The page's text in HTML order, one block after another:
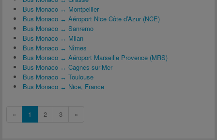
Bus Monaco ↔ Montpellier
Bus Monaco ↔ Aéroport Nice Côte d’Azur (NCE)
Bus Monaco ↔ Sanremo
Bus Monaco ↔ Milan
Bus Monaco ↔ Nîmes
Bus Monaco ↔ Aéroport Marseille Provence (MRS)
Bus Monaco ↔ Cagnes-sur-Mer
Bus Monaco ↔ Toulouse
Bus Monaco ↔ Nice, France
« 1 2 3 »